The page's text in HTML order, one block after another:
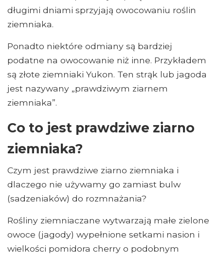
długimi dniami sprzyjają owocowaniu roślin
ziemniaka.
Ponadto niektóre odmiany są bardziej
podatne na owocowanie niż inne. Przykładem
są złote ziemniaki Yukon. Ten strąk lub jagoda
jest nazywany „prawdziwym ziarnem
ziemniaka”.
Co to jest prawdziwe ziarno
ziemniaka?
Czym jest prawdziwe ziarno ziemniaka i
dlaczego nie używamy go zamiast bulw
(sadzeniaków) do rozmnażania?
Rośliny ziemniaczane wytwarzają małe zielone
owoce (jagody) wypełnione setkami nasion i
wielkości pomidora cherry o podobnym